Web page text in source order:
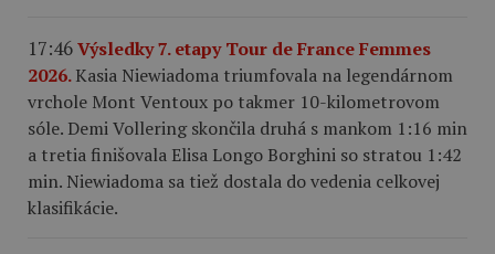
17:46Výsledky 7. etapy Tour de France Femmes
2026.Kasia Niewiadoma triumfovala na legendárnom
vrchole Mont Ventoux po takmer 10-kilometrovom
sóle. Demi Vollering skončila druhá s mankom 1:16 min
a tretia finišovala Elisa Longo Borghini so stratou 1:42
min. Niewiadoma sa tiež dostala do vedenia celkovej
klasifikácie.